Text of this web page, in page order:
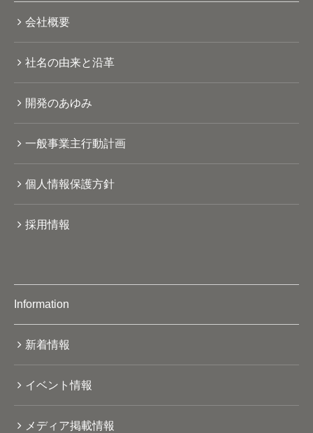
会社概要
社名の由来と沿革
開発のあゆみ
一般事業主行動計画
個人情報保護方針
採用情報
Information
新着情報
イベント情報
メディア掲載情報